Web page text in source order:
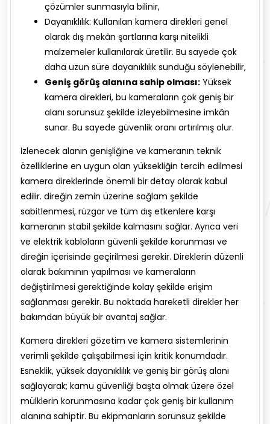
çözümler sunmasıyla bilinir,
Dayanıklılık: Kullanılan kamera direkleri genel
olarak dış mekân şartlarına karşı nitelikli
malzemeler kullanılarak üretilir. Bu sayede çok
daha uzun süre dayanıklılık sunduğu söylenebilir,
Geniş görüş alanına sahip olması: Yüksek
kamera direkleri, bu kameraların çok geniş bir
alanı sorunsuz şekilde izleyebilmesine imkân
sunar. Bu sayede güvenlik oranı artırılmış olur.
İzlenecek alanın genişliğine ve kameranın teknik
özelliklerine en uygun olan yüksekliğin tercih edilmesi
kamera direklerinde önemli bir detay olarak kabul
edilir. direğin zemin üzerine sağlam şekilde
sabitlenmesi, rüzgar ve tüm dış etkenlere karşı
kameranın stabil şekilde kalmasını sağlar. Ayrıca veri
ve elektrik kabloların güvenli şekilde korunması ve
direğin içerisinde geçirilmesi gerekir. Direklerin düzenli
olarak bakımının yapılması ve kameraların
değiştirilmesi gerektiğinde kolay şekilde erişim
sağlanması gerekir. Bu noktada hareketli direkler her
bakımdan büyük bir avantaj sağlar.
Kamera direkleri gözetim ve kamera sistemlerinin
verimli şekilde çalışabilmesi için kritik konumdadır.
Esneklik, yüksek dayanıklılık ve geniş bir görüş alanı
sağlayarak; kamu güvenliği başta olmak üzere özel
mülklerin korunmasına kadar çok geniş bir kullanım
alanına sahiptir. Bu ekipmanların sorunsuz şekilde